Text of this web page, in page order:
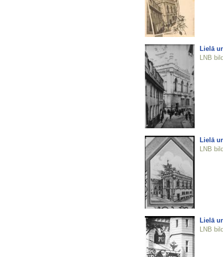
Lielā
LNB
Lielā
LNB
Lielā
LNB